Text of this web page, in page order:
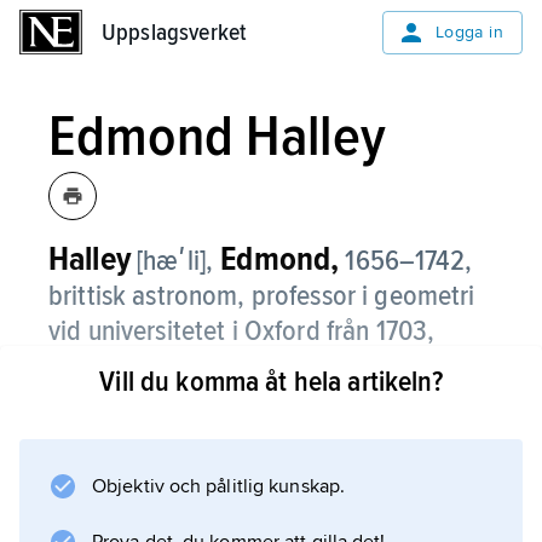
Uppslagsverket Logga in
Edmond Halley
Halley[hæʹli], Edmond, 1656–1742,
brittisk astronom, professor i geometri
vid universitetet i Oxford från 1703,
Astronomer Royal och chef för
Greenwichobservatoriet från 1720.
Sankt Helena för att kartlägga södra
Vill du komma åt hela artikeln?
Objektiv och pålitlig kunskap.